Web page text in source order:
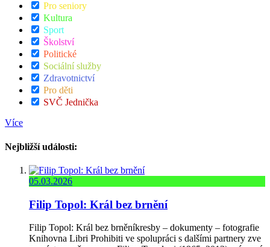
Pro seniory
Kultura
Sport
Školství
Politické
Sociální služby
Zdravotnictví
Pro děti
SVČ Jednička
Více
Nejbližší události:
05.03.2026
Filip Topol: Král bez brnění
Filip Topol: Král bez brněníkresby – dokumenty – fotografie
Knihovna Libri Prohibiti ve spolupráci s dalšími partnery zve